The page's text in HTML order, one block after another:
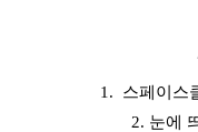
1. 스페이스
2. 눈에